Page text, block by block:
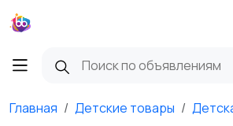
Главная Детские товары